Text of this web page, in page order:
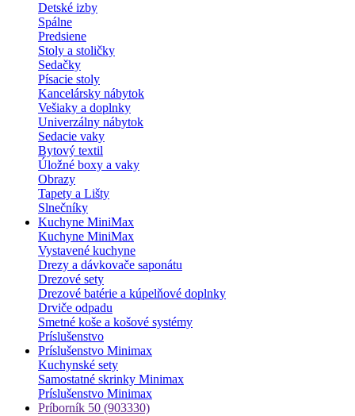
Detské izby
Spálne
Predsiene
Stoly a stoličky
Sedačky
Písacie stoly
Kancelársky nábytok
Vešiaky a doplnky
Univerzálny nábytok
Sedacie vaky
Bytový textil
Úložné boxy a vaky
Obrazy
Tapety a Lišty
Slnečníky
Kuchyne MiniMax
Kuchyne MiniMax
Vystavené kuchyne
Drezy a dávkovače saponátu
Drezové sety
Drezové batérie a kúpelňové doplnky
Drviče odpadu
Smetné koše a košové systémy
Príslušenstvo
Príslušenstvo Minimax
Kuchynské sety
Samostatné skrinky Minimax
Príslušenstvo Minimax
Príborník 50 (903330)